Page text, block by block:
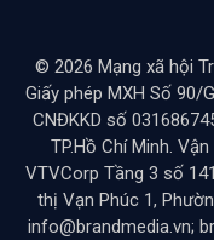
© 2026 Mạng xã hội
Giấy phép MXH Số 90/
CNĐKKD số
TP.Hồ Chí Minh.
VTVCorp Tầng 3 số
thị Vạn Phúc 1,
info@brandmedia.vn;